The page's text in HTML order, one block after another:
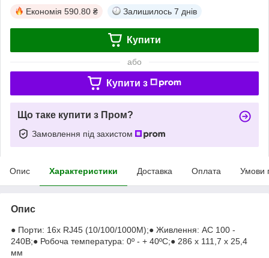
Економія 590.80 ₴ Залишилось 7 днів
Купити
або
Купити з
Що таке купити з Пром?
Замовлення під захистом
Опис Характеристики Доставка Оплата Умови
Опис
● Порти: 16x RJ45 (10/100/1000M);● Живлення: AC 100 -
240В;● Робоча температура: 0º - + 40ºC;● 286 х 111,7 х 25,4
мм